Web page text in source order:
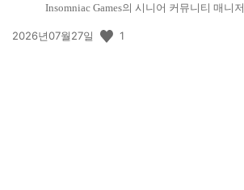
Insomniac Games의 시니어 커뮤니티 매니저
공
2026년07월27일 1